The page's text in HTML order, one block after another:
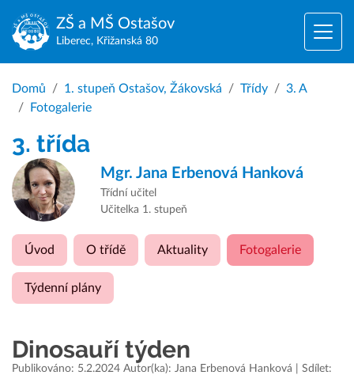
ZŠ a MŠ Ostašov
Liberec, Křižanská 80
Domů 1. stupeň Ostašov, Žákovská Třídy
3. A
Fotogalerie
3. třída
Mgr. Jana Erbenová Hanková
Třídní učitel
Učitelka 1. stupeň
Úvod O třídě Aktuality Fotogalerie
Týdenní plány
Dinosauří týden
Publikováno: 5.2.2024 Autor(ka): Jana Erbenová Hanková | Sdílet: